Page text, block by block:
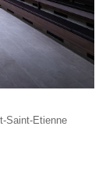
Saint-Etienne